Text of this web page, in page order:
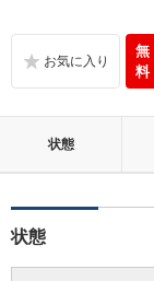
無
料
状態
状態